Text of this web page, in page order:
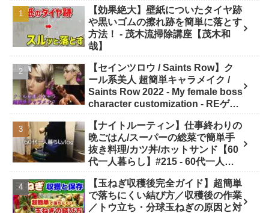
【効果絶大】壁紙についたタイヤ跡
や黒いゴムの擦れ跡を簡単に落とす
方法！ - 茂木流掃除講座【茂木和
哉】
【セインツロウ / Saints Row】ク
ール系美人 超簡単キャラメイク /
Saints Row 2022 - My female boss
character customization - REゲー
【ナイトルーティン】仕事終わりの
晩ごはん/スーパーの総菜で簡単手
抜き料理/カツ丼/ホットサンド【60
代一人暮らし】#215 - 60代一人暮
【玉ねぎ収穫後完全ガイド】超簡単
で落ちにくい結び方／収穫後の作業
／トウ立ち・分球玉ねぎの原因と対